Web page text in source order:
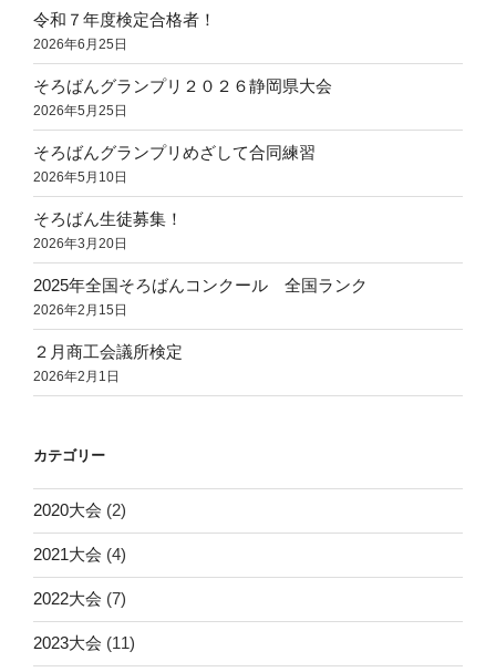
令和７年度検定合格者！
2026年6月25日
そろばんグランプリ２０２６静岡県大会
2026年5月25日
そろばんグランプリめざして合同練習
2026年5月10日
そろばん生徒募集！
2026年3月20日
2025年全国そろばんコンクール 全国ランク
2026年2月15日
２月商工会議所検定
2026年2月1日
カテゴリー
2020大会 (2)
2021大会 (4)
2022大会 (7)
2023大会 (11)